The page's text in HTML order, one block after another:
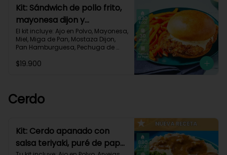
Grasas 30g | Proteínas 40g
Kit: Sándwich de pollo frito,
mayonesa dijon y
zanahorias asadas-79
El kit incluye: Ajo en Polvo, Mayonesa,
Miel, Miga de Pan, Mostaza Dijon,
Pan Hamburguesa, Pechuga de
Zanahoria.Receta Impresa.
$19.900
Cerdo
Kit: Cerdo apanado con
salsa teriyaki, puré de papa